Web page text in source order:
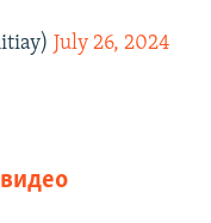
July 26, 2024